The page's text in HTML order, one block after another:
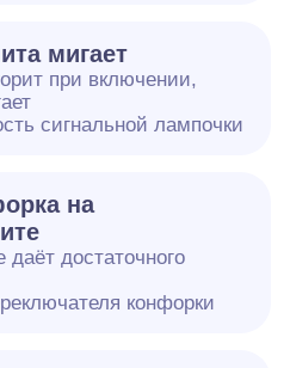
мигает
при включении,
сигнальной лампочки
на
даёт достаточного
конфорки